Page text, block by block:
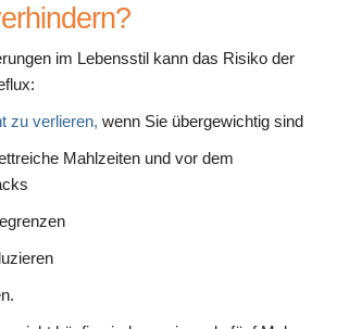
im Lebensstil kann das Risiko der
zu verlieren, wenn Sie übergewichtig sind
Mahlzeiten und vor dem